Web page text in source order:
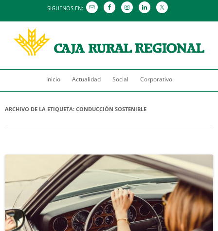
SIGUENOS EN:
Saltar
al
Inicio Actualidad Social Corporativo
ARCHIVO DE LA ETIQUETA: CONDUCCIÓN SOSTENIBLE